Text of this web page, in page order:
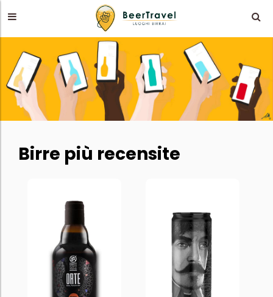
Birre più recensite